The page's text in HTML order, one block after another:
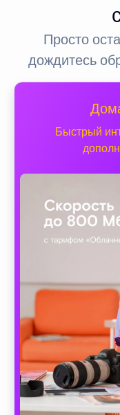
Просто
дождитесь
Быстрый